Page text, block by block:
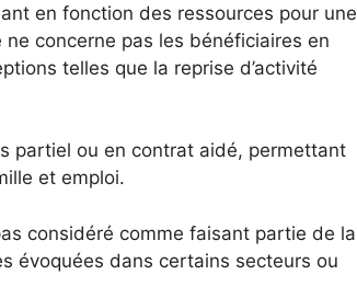
en fonction des ressources pour une
concerne pas les bénéficiaires en
telles que la reprise d’activité
partiel ou en contrat aidé, permettant
et emploi.
considéré comme faisant partie de la
évoquées dans certains secteurs ou